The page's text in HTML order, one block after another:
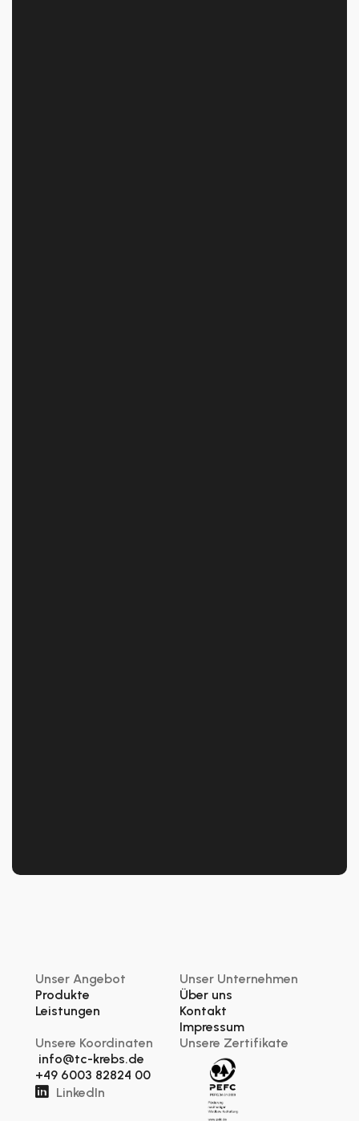
Unser Angebot
Produkte
Leistungen
Unser Unternehmen
Über uns
Kontakt
Impressum
Unsere Koordinaten
info@tc-krebs.de
+49 6003 82824 00
 LinkedIn
Unsere Zertifikate